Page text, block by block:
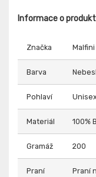
Informace o
Značka Malfini
Barva
Pohlaví
Materiál 100%
Gramáž 200
Praní Praní